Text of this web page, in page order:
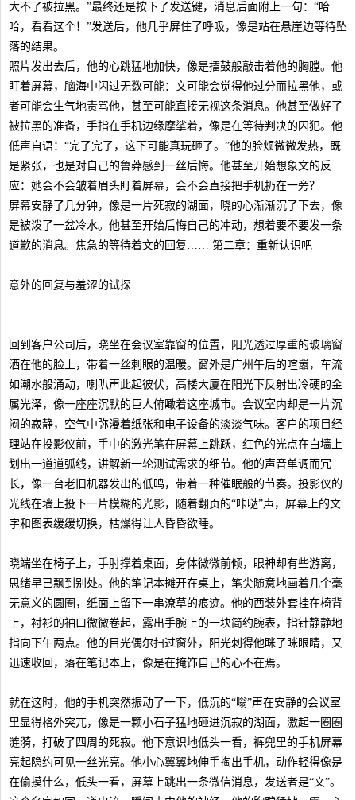
大不了被拉黑。”最终还是按下了发送键，消息后面附上一句：“哈
哈，看看这个！”发送后，他几乎屏住了呼吸，像是站在悬崖边等待坠
落的结果。
照片发出去后，他的心跳猛地加快，像是擂鼓般敲击着他的胸膛。他
盯着屏幕，脑海中闪过无数可能：文可能会觉得他过分而拉黑他，或
者可能会生气地责骂他，甚至可能直接无视这条消息。他甚至做好了
被拉黑的准备，手指在手机边缘摩挲着，像是在等待判决的囚犯。他
低声自语：“完了完了，这下可能真玩砸了。”他的脸颊微微发热，既
是紧张，也是对自己的鲁莽感到一丝后悔。他甚至开始想象文的反
应：她会不会皱着眉头盯着屏幕，会不会直接把手机扔在一旁？
屏幕安静了几分钟，像是一片死寂的湖面，晓的心渐渐沉了下去，像
是被泼了一盆冷水。他甚至开始后悔自己的冲动，想着要不要发一条
道歉的消息。焦急的等待着文的回复…… 第二章：重新认识吧
意外的回复与羞涩的试探
回到客户公司后，晓坐在会议室靠窗的位置，阳光透过厚重的玻璃窗
洒在他的脸上，带着一丝刺眼的温暖。窗外是广州午后的喧嚣，车流
如潮水般涌动，喇叭声此起彼伏，高楼大厦在阳光下反射出冷硬的金
属光泽，像一座座沉默的巨人俯瞰着这座城市。会议室内却是一片沉
闷的寂静，空气中弥漫着纸张和电子设备的淡淡气味。客户的项目经
理站在投影仪前，手中的激光笔在屏幕上跳跃，红色的光点在白墙上
划出一道道弧线，讲解新一轮测试需求的细节。他的声音单调而冗
长，像一台老旧机器发出的低鸣，带着一种催眠般的节奏。投影仪的
光线在墙上投下一片模糊的光影，随着翻页的“咔哒”声，屏幕上的文
字和图表缓缓切换，枯燥得让人昏昏欲睡。
晓端坐在椅子上，手肘撑着桌面，身体微微前倾，眼神却有些游离，
思绪早已飘到别处。他的笔记本摊开在桌上，笔尖随意地画着几个毫
无意义的圆圈，纸面上留下一串潦草的痕迹。他的西装外套挂在椅背
上，衬衫的袖口微微卷起，露出手腕上的一块简约腕表，指针静静地
指向下午两点。他的目光偶尔扫过窗外，阳光刺得他眯了眯眼睛，又
迅速收回，落在笔记本上，像是在掩饰自己的心不在焉。
就在这时，他的手机突然振动了一下，低沉的“嗡”声在安静的会议室
里显得格外突兀，像是一颗小石子猛地砸进沉寂的湖面，激起一圈圈
涟漪，打破了四周的死寂。他下意识地低头一看，裤兜里的手机屏幕
亮起隐约可见一丝光亮。他小心翼翼地伸手掏出手机，动作轻得像是
在偷摸什么，低头一看，屏幕上跳出一条微信消息，发送者是“文”。